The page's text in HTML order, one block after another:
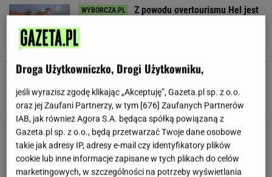
Z powodu overtourismu Hel jest
Takie "becikowe" to nawet 3 tys. zł. Pieniądze
Anastazja Kuś mistrzynią świata! Historyczny
występ, brawo!
Droga Użytkowniczko, Drogi Użytkowniku,
jeśli wyrazisz zgodę klikając „Akceptuję”, Gazeta.pl sp. z o.o.
oraz jej Zaufani Partnerzy, w tym [676] Zaufanych Partnerów
IAB, jak również Agora S.A. będąca spółką powiązaną z
Gazeta.pl sp. z o.o., będą przetwarzać Twoje dane osobowe
takie jak adresy IP, adresy e-mail czy identyfikatory plików
cookie lub inne informacje zapisane w tych plikach do celów
marketingowych, w szczególności na potrzeby wyświetlania